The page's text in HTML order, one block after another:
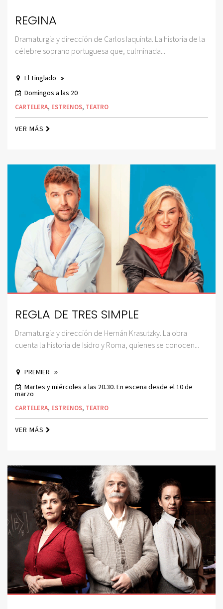
REGINA
Dramaturgia y dirección de Carlos Iaquinta. La historia de la
célebre soprano portuguesa que, culminada...
El Tinglado
Domingos a las 20
CARTELERA, ESTRENOS, TEATRO
VER MÁS
REGLA DE TRES SIMPLE
Dramaturgia y dirección de Hernán Krasutzky. La obra
cuenta la historia de Isidro y Roma, quienes se conocen...
PREMIER
Martes y miércoles a las 20.30. En escena desde el 10 de
marzo
CARTELERA, ESTRENOS, TEATRO
VER MÁS